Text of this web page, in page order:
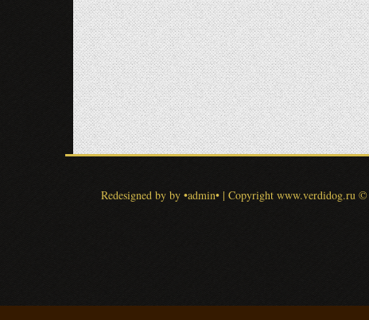
Redesigned by by •admin• | Copyright www.verdidog.ru ©